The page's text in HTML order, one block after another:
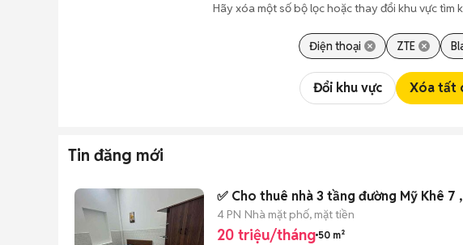
Hãy xóa một số bộ lọc hoặc thay đổi khu vực tìm
Điện thoại ZTE
Đổi khu vực Xóa tất
Tin đăng mới
✅ Cho thuê nhà 3 tầng đường Mỹ Khê 7
4 PN Nhà mặt phố, mặt tiền
20 triệu/tháng 50 m²